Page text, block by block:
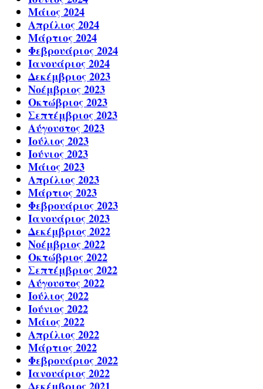
Μάιος 2024
Απρίλιος 2024
Μάρτιος 2024
Φεβρουάριος 2024
Ιανουάριος 2024
Δεκέμβριος 2023
Νοέμβριος 2023
Οκτώβριος 2023
Σεπτέμβριος 2023
Αύγουστος 2023
Ιούλιος 2023
Ιούνιος 2023
Μάιος 2023
Απρίλιος 2023
Μάρτιος 2023
Φεβρουάριος 2023
Ιανουάριος 2023
Δεκέμβριος 2022
Νοέμβριος 2022
Οκτώβριος 2022
Σεπτέμβριος 2022
Αύγουστος 2022
Ιούλιος 2022
Ιούνιος 2022
Μάιος 2022
Απρίλιος 2022
Μάρτιος 2022
Φεβρουάριος 2022
Ιανουάριος 2022